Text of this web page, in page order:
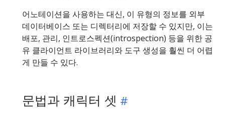
어노테이션을 사용하는 대신, 이 유형의 정보를 외부
데이터베이스 또는 디렉터리에 저장할 수 있지만, 이는
배포, 관리, 인트로스펙션(introspection) 등을 위한 공
유 클라이언트 라이브러리와 도구 생성을 훨씬 더 어렵
게 만들 수 있다.
문법과 캐릭터 셋